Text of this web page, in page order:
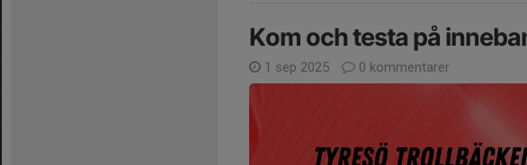
Kom och testa på
1 sep 2025 0 kommentarer